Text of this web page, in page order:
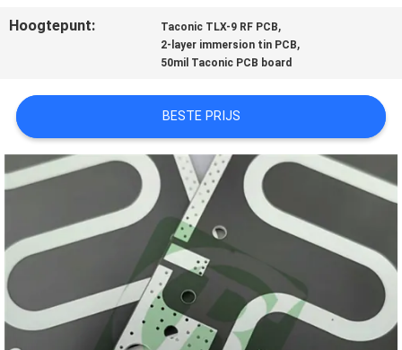
MET
OP
NIEUWS
GEVALLEN
SITEMAP
PRIVACYBELEID
Hoogtepunt: Taconic TLX-9 RF PCB,
2-layer immersion tin PCB,
50mil Taconic PCB board
BESTE PRIJS